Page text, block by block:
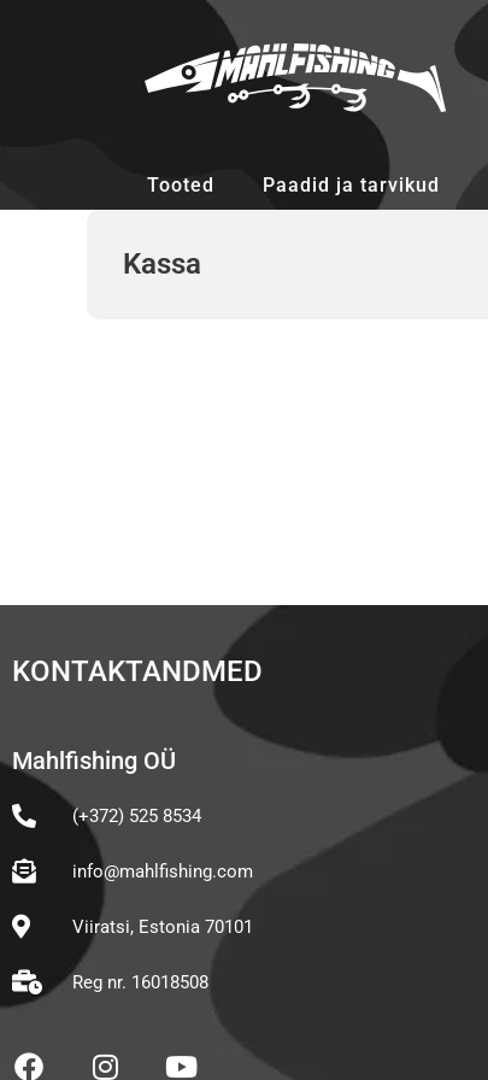
Tooted Paadid ja tarvikud
Kassa
KONTAKTANDMED
Mahlfishing OÜ
(+372) 525 8534
info@mahlfishing.com
Viiratsi, Estonia 70101
Reg nr. 16018508
a
n
o